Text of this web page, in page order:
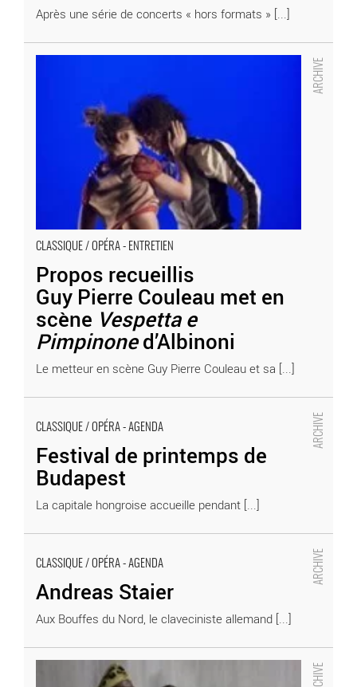
Après une série de concerts « hors formats » [...]
CLASSIQUE / OPÉRA - ENTRETIEN
Propos recueillis
Guy Pierre Couleau met en
scène Vespetta e
Pimpinoned’Albinoni
Le metteur en scène Guy Pierre Couleau et sa [...]
Propos recueillis
Vespetta e Pimpinone
- Critique sortie Classique / Opéra
CLASSIQUE / OPÉRA - AGENDA
Festival de printemps de
Budapest
La capitale hongroise accueille pendant [...]
- Critique sortie Classique / Opéra
CLASSIQUE / OPÉRA - AGENDA
Andreas Staier
Aux Bouffes du Nord, le claveciniste allemand [...]
- Critique sortie Classique / Opéra
Le Jugement dernier de Telemann
- Critique sortie Classique / Opéra